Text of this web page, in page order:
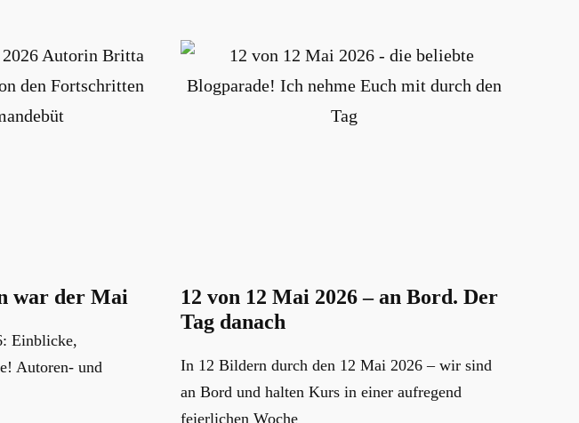
war der Mai
Einblicke,
Autoren- und
12 von 12 Mai 2026 – an Bord. Der
Tag danach
In 12 Bildern durch den 12 Mai 2026 – wir sind
an Bord und halten Kurs in einer aufregend
feierlichen Woche